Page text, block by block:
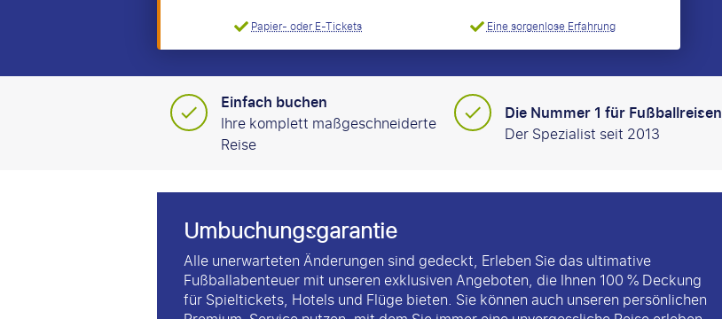
Papier- oder E-Tickets
Eine sorgenlose Erfahrung
Einfach buchen
Ihre komplett maßgeschneiderte
Reise
Die Nummer 1 für Fußballreisen
Der Spezialist seit 2013
Umbuchungsgarantie
Alle unerwarteten Änderungen sind gedeckt, Erleben Sie das ultimative
Fußballabenteuer mit unseren exklusiven Angeboten, die Ihnen 100 % Deckung
für Spieltickets, Hotels und Flüge bieten. Sie können auch unseren persönlichen